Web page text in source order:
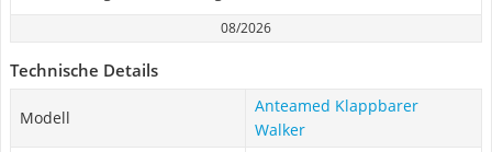
08/2026
Technische Details
Modell
Anteamed Klappbarer
Walker